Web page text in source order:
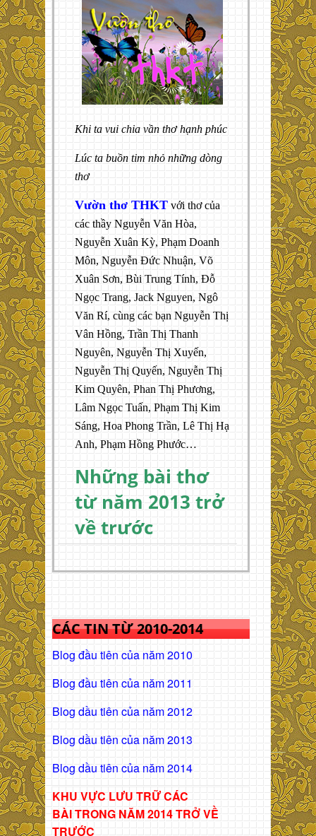
Khi ta vui chia vần thơ hạnh phúc
Lúc ta buồn tim nhỏ những dòng
thơ
Vườn thơ THKT với thơ của
các thầy Nguyễn Văn Hòa,
Nguyễn Xuân Kỳ, Phạm Doanh
Môn, Nguyễn Đức Nhuận, Võ
Xuân Sơn, Bùi Trung Tính, Đỗ
Ngọc Trang, Jack Nguyen, Ngô
Văn Rí, cùng các bạn Nguyễn Thị
Vân Hồng, Trần Thị Thanh
Nguyên, Nguyễn Thị Xuyến,
Nguyễn Thị Quyến, Nguyễn Thị
Kim Quyên, Phan Thị Phương,
Lâm Ngọc Tuấn, Phạm Thị Kim
Sáng, Hoa Phong Trần, Lê Thị Hạ
Anh, Phạm Hồng Phước…
Những bài thơ
từ năm 2013 trở
về trước
CÁC TIN TỪ 2010-2014
Blog đầu tiên của năm 2010
Blog đầu tiên của năm 2011
Blog dầu tiên của năm 2012
Blog dầu tiên của năm 2013
Blog dầu tiên của năm 2014
KHU VỰC LƯU TRỮ CÁC
BÀITRONG NĂM 2014 TRỞ VỀ
TRƯỚC